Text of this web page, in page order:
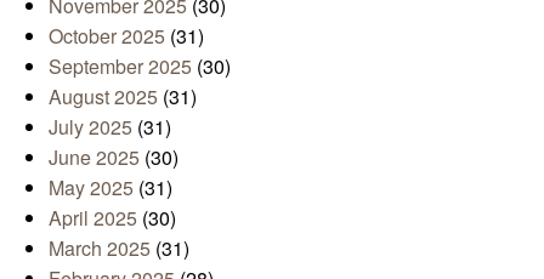
October 2025 (31)
September 2025 (30)
August 2025 (31)
July 2025 (31)
June 2025 (30)
May 2025 (31)
April 2025 (30)
March 2025 (31)